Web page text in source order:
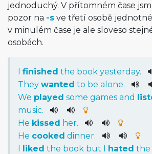
jednoduchý. V přítomném čase
pozor na -s ve třetí osobě
v minulém čase je ale sloveso
osobách.
I finished the book yesterday.
They wanted to be alone.
We played some games and
music.
He kissed her.
He cooked dinner.
I liked the book but I hated the